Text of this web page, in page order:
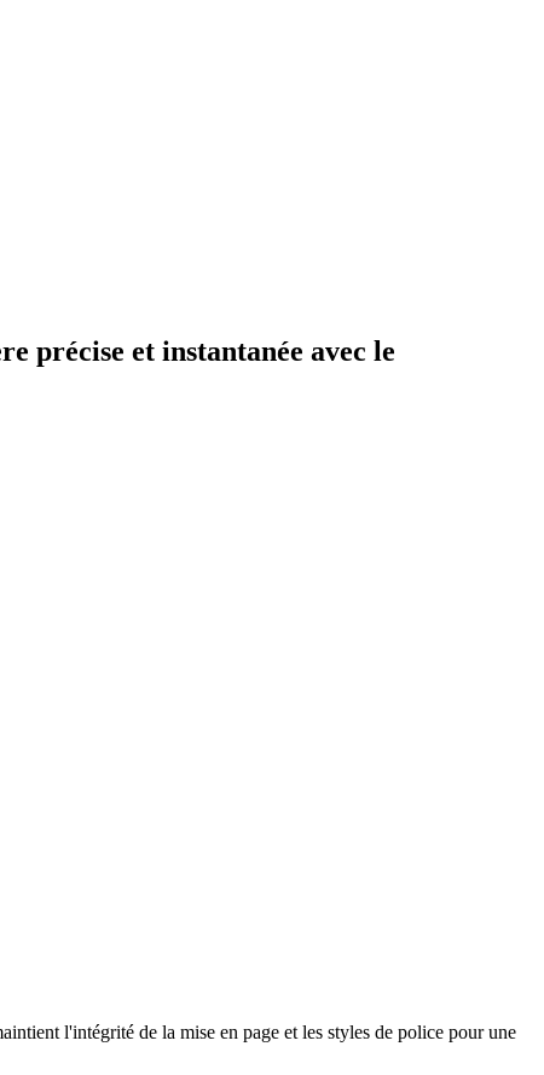
précise et instantanée avec le
l'intégrité de la mise en page et les styles de police pour une